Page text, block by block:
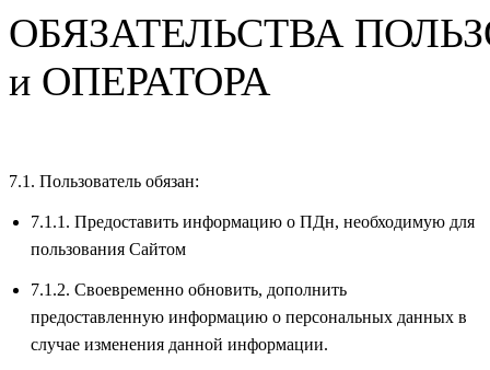
ОБЯЗАТЕЛЬСТВА
и ОПЕРАТОРА
7.1. Пользователь обязан:
7.1.1. Предоставить информацию о ПДн, необходимую для
пользования Сайтом
7.1.2. Своевременно обновить, дополнить
предоставленную информацию о персональных данных в
случае изменения данной информации.